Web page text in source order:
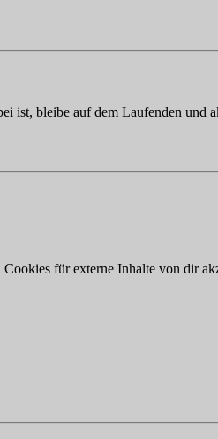
ist, bleibe auf dem Laufenden
für externe Inhalte von dir